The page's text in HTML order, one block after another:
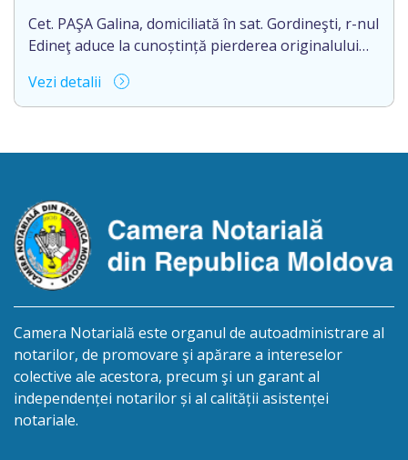
Cet. PAŞA Galina, domiciliată în sat. Gordineşti, r-nul
Edineţ aduce la cunoștință pierderea originalului
testamentar nr. 54 din 05.01.2001 eliberat de
notarul Morea Galina pe numele cet. PAŞA Ion.
Vezi detalii
Camera Notarială este organul de autoadministrare al
notarilor, de promovare şi apărare a intereselor
colective ale acestora, precum şi un garant al
independenței notarilor și al calității asistenței
notariale.